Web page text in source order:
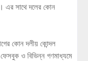
এর সাথে দলের কোন
কোন দলীয় কোন্দল
ও বিভিন্ন গণমাধ্যমে